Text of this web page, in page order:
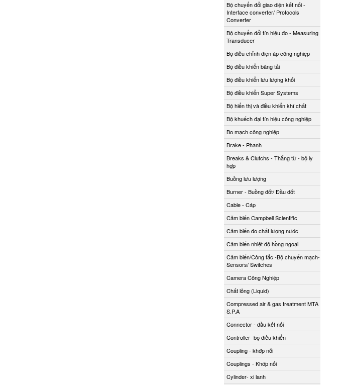
Bộ chuyển đổi giao diện kết nối -
Interface converter/ Protocols
Converter
Bộ chuyển đổi tín hiệu đo - Measuring
Transducer
Bộ điều chỉnh điện áp công nghiệp
Bộ điều khiển băng tải
Bộ điều khiển lưu lượng khối
Bộ điều khiển Super Systems
Bộ hiển thị và điều khiển khí chất
Bộ khuếch đại tín hiệu công nghiệp
Bo mạch công nghiệp
Brake - Phanh
Breaks & Clutchs - Thắng từ - bộ ly
hợp
Buồng lưu lượng
Burner - Buồng đốt/ Đầu đốt
Cable - Cáp
Cảm biến Campbell Scientific
Cảm biến đo chất lượng nước
Cảm biến nhiệt độ hồng ngoại
Cảm biến/Công tắc -Bộ chuyển mạch-
Sensors/ Switches
Camera Công Nghiệp
Chất lỏng (Liquid)
Compressed air & gas treatment MTA
S.P.A
Connector - đầu kết nối
Controller- bộ điều khiển
Coupling - khớp nối
Couplings - Khớp nối
Cylinder- xi lanh